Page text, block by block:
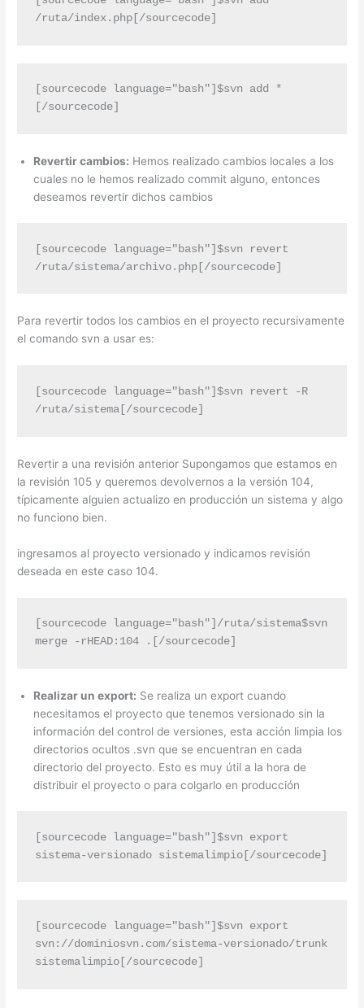
/ruta/index.php[/sourcecode]
[sourcecode language="bash"]$svn add *
[/sourcecode]
Revertir cambios: Hemos realizado cambios locales a los
cuales no le hemos realizado commit alguno, entonces
deseamos revertir dichos cambios
[sourcecode language="bash"]$svn revert
/ruta/sistema/archivo.php[/sourcecode]
Para revertir todos los cambios en el proyecto recursivamente
el comando svn a usar es:
[sourcecode language="bash"]$svn revert -R
/ruta/sistema[/sourcecode]
Revertir a una revisión anterior Supongamos que estamos en
la revisión 105 y queremos devolvernos a la versión 104,
típicamente alguien actualizo en producción un sistema y algo
no funciono bien.
ingresamos al proyecto versionado y indicamos revisión
deseada en este caso 104.
[sourcecode language="bash"]/ruta/sistema$svn
merge -rHEAD:104 .[/sourcecode]
Realizar un export: Se realiza un export cuando
necesitamos el proyecto que tenemos versionado sin la
información del control de versiones, esta acción limpia los
directorios ocultos .svn que se encuentran en cada
directorio del proyecto. Esto es muy útil a la hora de
distribuir el proyecto o para colgarlo en producción
[sourcecode language="bash"]$svn export
sistema-versionado sistemalimpio[/sourcecode]
[sourcecode language="bash"]$svn export
svn://dominiosvn.com/sistema-versionado/trunk
sistemalimpio[/sourcecode]